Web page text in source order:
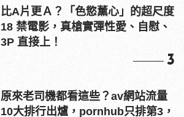
比A片更Ａ？「色慾薰心」的超尺度
18 禁電影，真槍實彈性愛、自慰、
3P 直接上！
3
原來老司機都看這些？av網站流量
10大排行出爐，pornhub只排第3，